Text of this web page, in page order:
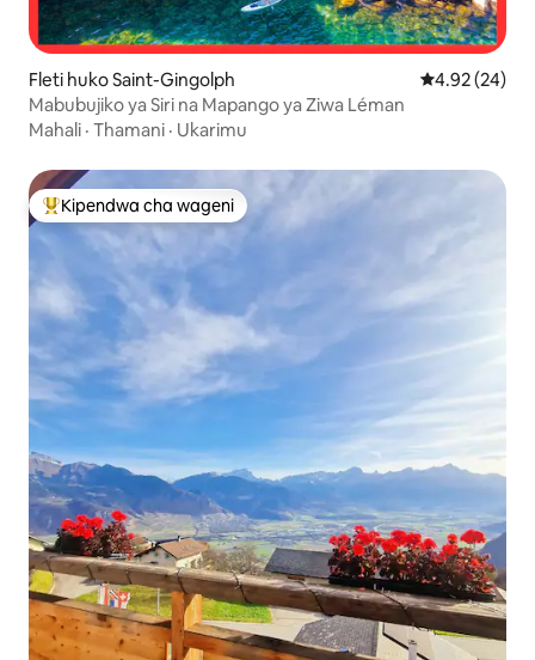
Fleti huko Saint-Gingolph Ukadiriaji wa
4.92 (24)
Mabubujiko ya Siri na Mapango ya Ziwa Léman
Mahali · Thamani · Ukarimu
Kipendwa maarufu cha wageni
Kipendwa cha wageni